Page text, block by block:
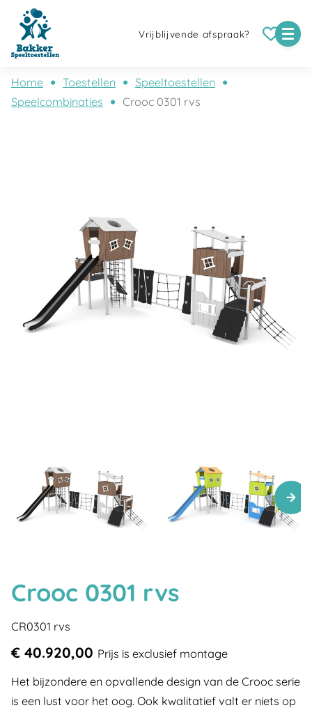
Vrijblijvende afspraak?
Home Toestellen
Speeltoestellen
Speelcombinaties
Crooc 0301 rvs
Crooc 0301 rvs
CR0301 rvs
€ 40.920,00 Prijs is exclusief montage
Het bijzondere en opvallende design van de Crooc serie
is een lust voor het oog. Ook kwalitatief valt er niets op